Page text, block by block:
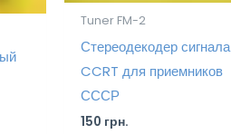
Tuner FM-2
Стереодекодер сигнала
CCRT для приемников
СССР
150 грн.